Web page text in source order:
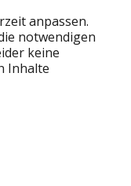
anpassen.
notwendigen
keine
Inhalte